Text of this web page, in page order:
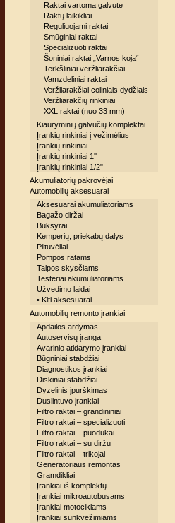
Raktai vartoma galvute
Raktų laikikliai
Reguliuojami raktai
Smūginiai raktai
Specializuoti raktai
Šoniniai raktai „Varnos koja“
Terkšliniai veržliarakčiai
Vamzdeliniai raktai
Veržliarakčiai coliniais dydžiais
Veržliarakčių rinkiniai
XXL raktai (nuo 33 mm)
Kiauryminių galvučių komplektai
Įrankių rinkiniai į vežimėlius
Įrankių rinkiniai
Įrankių rinkiniai 1''
Įrankių rinkiniai 1/2"
Akumuliatorių pakrovėjai
Automobilių aksesuarai
Aksesuarai akumuliatoriams
Bagažo diržai
Buksyrai
Kemperių, priekabų dalys
Piltuvėliai
Pompos ratams
Talpos skysčiams
Testeriai akumuliatoriams
Užvedimo laidai
• Kiti aksesuarai
Automobilių remonto įrankiai
Apdailos ardymas
Autoservisų įranga
Avarinio atidarymo įrankiai
Būgniniai stabdžiai
Diagnostikos įrankiai
Diskiniai stabdžiai
Dyzelinis įpurškimas
Duslintuvo įrankiai
Filtro raktai – grandininiai
Filtro raktai – specializuoti
Filtro raktai – puodukai
Filtro raktai – su diržu
Filtro raktai – trikojai
Generatoriaus remontas
Gramdikliai
Įrankiai iš komplektų
Įrankiai mikroautobusams
Įrankiai motociklams
Įrankiai sunkvežimiams